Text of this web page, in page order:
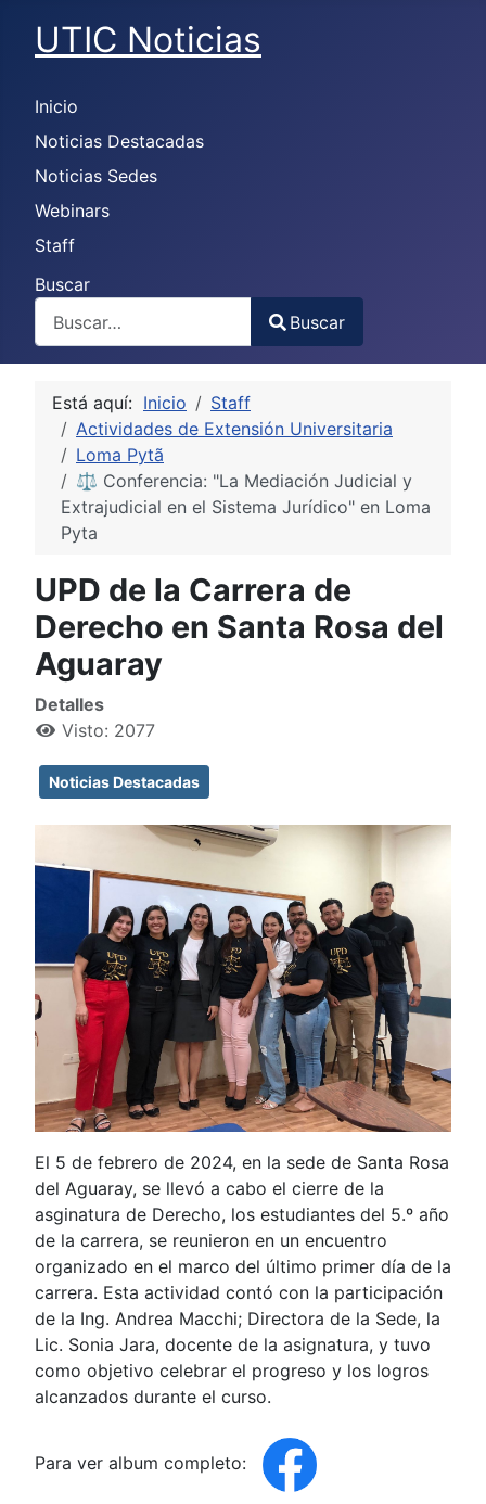
UTIC Noticias
Inicio
Noticias Destacadas
Noticias Sedes
Webinars
Staff
Buscar
Type 2 or more characters for results.
Buscar
Está aquí: Inicio
Staff
Actividades de Extensión Universitaria
Loma Pytã
⚖️ Conferencia: "La Mediación Judicial y
Extrajudicial en el Sistema Jurídico" en Loma
Pyta
UPD de la Carrera de
Derecho en Santa Rosa del
Aguaray
Detalles
Visto: 2077
Noticias Destacadas
El 5 de febrero de 2024, en la sede de Santa Rosa
del Aguaray, se llevó a cabo el cierre de la
asginatura de Derecho, los estudiantes del 5.º año
de la carrera, se reunieron en un encuentro
organizado en el marco del último primer día de la
carrera. Esta actividad contó con la participación
de la Ing. Andrea Macchi; Directora de la Sede, la
Lic. Sonia Jara, docente de la asignatura, y tuvo
como objetivo celebrar el progreso y los logros
alcanzados durante el curso.
Para ver album completo: